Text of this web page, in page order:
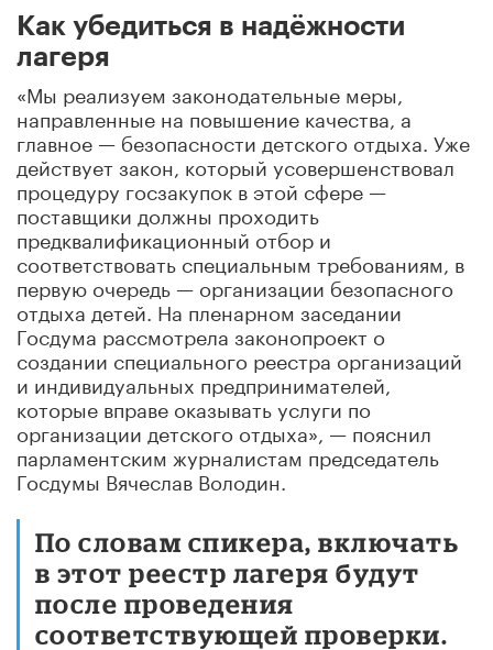
Как убедиться в надёжности
лагеря
«Мы реализуем законодательные меры,
направленные на повышение качества, а
главное — безопасности детского отдыха. Уже
действует закон, который усовершенствовал
процедуру госзакупок в этой сфере —
поставщики должны проходить
предквалификационный отбор и
соответствовать специальным требованиям, в
первую очередь — организации безопасного
отдыха детей. На пленарном заседании
Госдума рассмотрела законопроект о
создании специального реестра организаций
и индивидуальных предпринимателей,
которые вправе оказывать услуги по
организации детского отдыха», — пояснил
парламентским журналистам председатель
Госдумы Вячеслав Володин.
По словам спикера, включать
в этот реестр лагеря будут
после проведения
соответствующей проверки.